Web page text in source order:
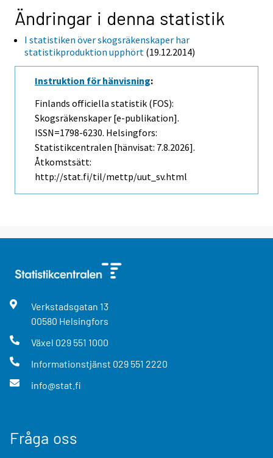
Ändringar i denna statistik
I statistiken över skogsräkenskaper har
statistikproduktion upphört (19.12.2014)
Instruktion för hänvisning:
Finlands officiella statistik (FOS):
Skogsräkenskaper [e-publikation].
ISSN=1798-6230. Helsingfors:
Statistikcentralen [hänvisat: 7.8.2026].
Åtkomstsätt:
http://stat.fi/til/mettp/uut_sv.html
Verkstadsgatan 13
00580 Helsingfors
Växel 029 551 1000
Informationstjänst 029 551 2220
info@stat.fi
Fråga oss